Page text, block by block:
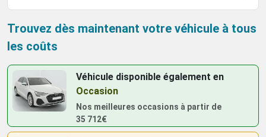
Trouvez dès maintenant votre véhicule à tous
les coûts
Véhicule disponible égalementen
Occasion
Nos meilleures occasions à partir de
35 712€